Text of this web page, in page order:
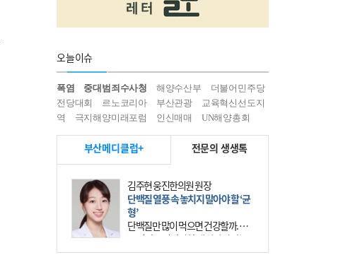
오늘이슈
폭염 중대범죄수사청 해양수산부
더불어민주당
전당대회
르노코리아 부산관광
교육혁신선도지
역
극지해양미래포럼 인신매매 UN해양총회
부산메디클럽+ 전문의 생생톡
김주현 웅진한의원 원장
단백질 열풍 속 놓치지 말아야 할 ‘균
형’
단백질만 많이 먹으면 건강할까. 요
즘 건강을 이야기할 때 빠지지 않는
키워드가 단백질이다. 헬스장을 다니